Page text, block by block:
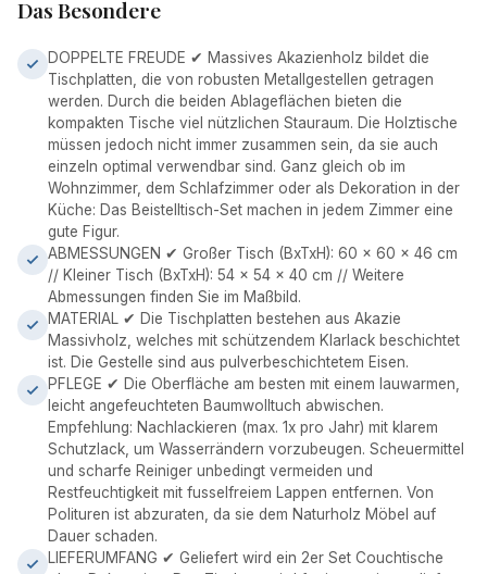
Das Besondere
DOPPELTE FREUDE ✔ Massives Akazienholz bildet die
Tischplatten, die von robusten Metallgestellen getragen
werden. Durch die beiden Ablageflächen bieten die
kompakten Tische viel nützlichen Stauraum. Die Holztische
müssen jedoch nicht immer zusammen sein, da sie auch
einzeln optimal verwendbar sind. Ganz gleich ob im
Wohnzimmer, dem Schlafzimmer oder als Dekoration in der
Küche: Das Beistelltisch-Set machen in jedem Zimmer eine
gute Figur.
ABMESSUNGEN ✔ Großer Tisch (BxTxH): 60 x 60 x 46 cm
// Kleiner Tisch (BxTxH): 54 x 54 x 40 cm // Weitere
Abmessungen finden Sie im Maßbild.
MATERIAL ✔ Die Tischplatten bestehen aus Akazie
Massivholz, welches mit schützendem Klarlack beschichtet
ist. Die Gestelle sind aus pulverbeschichtetem Eisen.
PFLEGE ✔ Die Oberfläche am besten mit einem lauwarmen,
leicht angefeuchteten Baumwolltuch abwischen.
Empfehlung: Nachlackieren (max. 1x pro Jahr) mit klarem
Schutzlack, um Wasserrändern vorzubeugen. Scheuermittel
und scharfe Reiniger unbedingt vermeiden und
Restfeuchtigkeit mit fusselfreiem Lappen entfernen. Von
Polituren ist abzuraten, da sie dem Naturholz Möbel auf
Dauer schaden.
LIEFERUMFANG ✔ Geliefert wird ein 2er Set Couchtische